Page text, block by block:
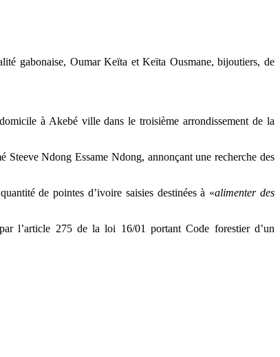
gabonaise, Oumar Keïta et Keïta Ousmane, bijoutiers, de
à Akebé ville dans le troisième arrondissement de la
Steeve Ndong Essame Ndong, annonçant une recherche des
de pointes d’ivoire saisies destinées à «alimenter des
l’article 275 de la loi 16/01 portant Code forestier d’un